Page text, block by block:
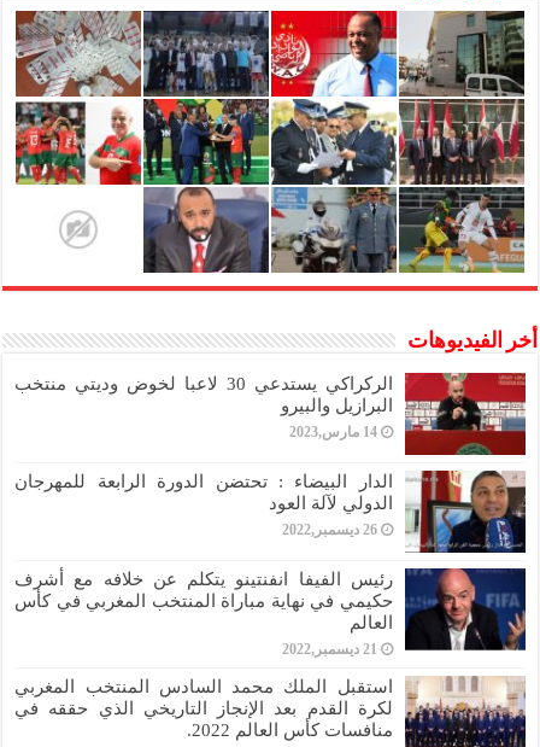
أخر الفيديوهات
الركراكي يستدعي 30 لاعبا لخوض وديتي منتخب
البرازيل والبيرو
14 مارس,2023
الدار البيضاء : تحتضن الدورة الرابعة للمهرجان
الدولي لآلة العود
26 ديسمبر,2022
رئيس الفيفا انفنتينو يتكلم عن خلافه مع أشرف
حكيمي في نهاية مباراة المنتخب المغربي في كأس
العالم
21 ديسمبر,2022
استقبل الملك محمد السادس المنتخب المغربي
لكرة القدم بعد الإنجاز التاريخي الذي حققه في
منافسات كأس العالم 2022.